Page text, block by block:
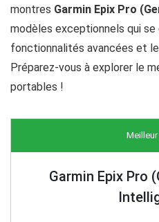
montres Garmin Epix Pro
modèles exceptionnels qui se
fonctionnalités avancées et
Préparez-vous à explorer le
portables !
Garmin Epix Pro